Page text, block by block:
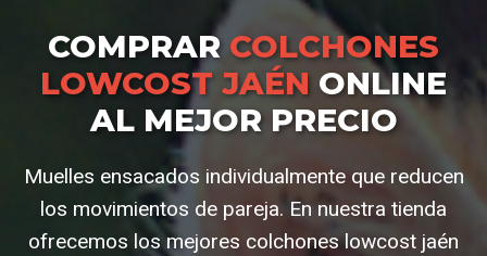
COMPRAR COLCHONES
LOWCOST JAÉN ONLINE
AL MEJOR PRECIO
Muelles ensacados individualmente que reducen
los movimientos de pareja. En nuestra tienda
ofrecemos los mejores colchones lowcost jaén